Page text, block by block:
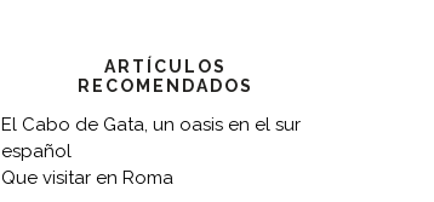
ARTÍCULOS
RECOMENDADOS
El Cabo de Gata, un oasis en el sur
español
Que visitar en Roma